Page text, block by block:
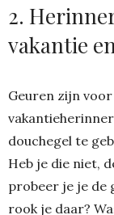
2.
vakantie
Geuren zijn
douchegel te
Heb je die niet,
probeer je je de
rook je daar?